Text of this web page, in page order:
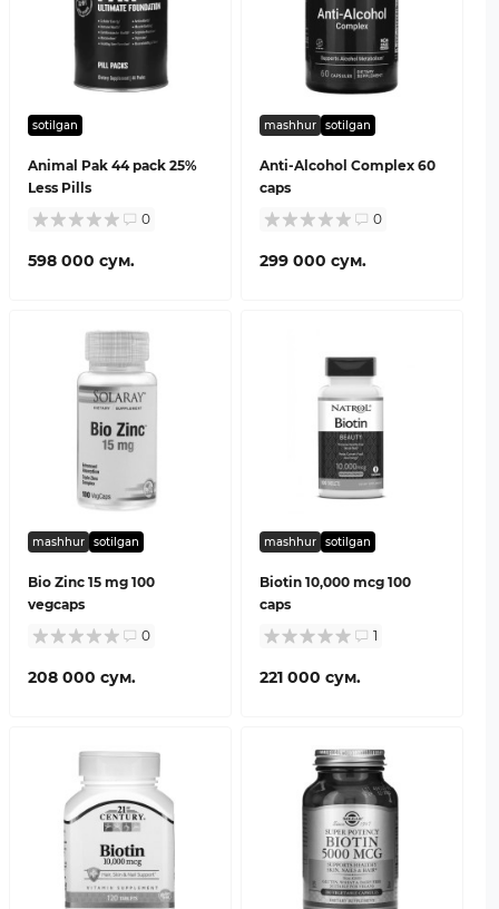
sotilgan
Animal Pak 44 pack 25%
Less Pills
0
598 000 сум.
mashhur sotilgan
Anti-Alcohol Complex 60
caps
0
299 000 сум.
mashhur sotilgan
Bio Zinc 15 mg 100
vegcaps
0
208 000 сум.
mashhur sotilgan
Biotin 10,000 mcg 100
caps
1
221 000 сум.